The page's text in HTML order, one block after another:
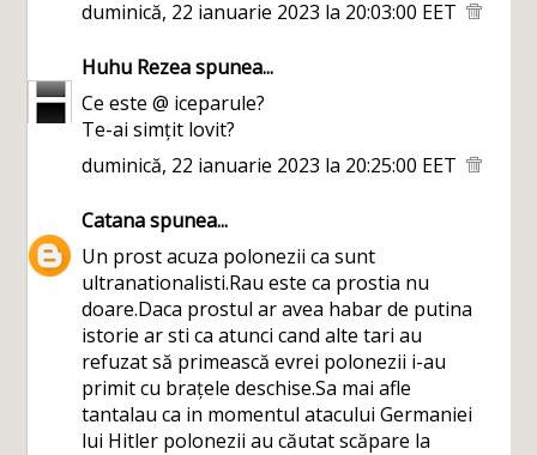
duminică, 22 ianuarie 2023 la 20:03:00 EET
Huhu Rezeaspunea...
Ce este @ iceparule?
Te-ai simțit lovit?
duminică, 22 ianuarie 2023 la 20:25:00 EET
Catanaspunea...
Un prost acuza polonezii ca sunt
ultranationalisti.Rau este ca prostia nu
doare.Daca prostul ar avea habar de putina
istorie ar sti ca atunci cand alte tari au
refuzat să primească evrei polonezii i-au
primit cu brațele deschise.Sa mai afle
tantalau ca in momentul atacului Germaniei
lui Hitler polonezii au căutat scăpare la